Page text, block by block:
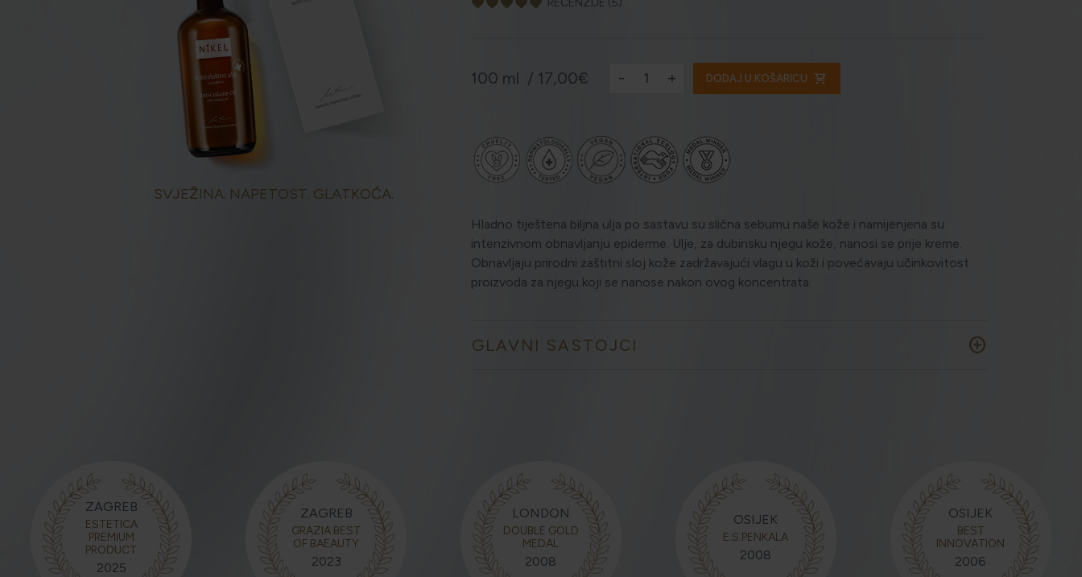
SVJEŽINA. NAPETOST. GLATKOĆA.
RECENZIJE (5)
100 ml / 17,00€ - + DODAJ U KOŠARICU shopping_cart
Hladno tiještena biljna ulja po sastavu su slična sebumu naše kože i namijenjena su
intenzivnom obnavljanju epiderme. Ulje, za dubinsku njegu kože, nanosi se prije kreme.
Obnavljaju prirodni zaštitni sloj kože zadržavajući vlagu u koži i povećavaju učinkovitost
proizvoda za njegu koji se nanose nakon ovog koncentrata.
GLAVNI SASTOJCI add_circle
ZAGREB
ESTETICA
PREMIUM
PRODUCT
2025
ZAGREB
GRAZIA BEST
OF BAEAUTY
2023
LONDON
DOUBLE GOLD
MEDAL
2008
OSIJEK
E.S.PENKALA
2008
OSIJEK
BEST
INNOVATION
2006